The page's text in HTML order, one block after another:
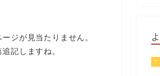
ジが見当たりません。
記しますね。
1